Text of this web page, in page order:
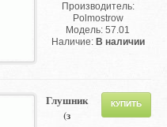
Производитель:
Polmostrow
Модель: 57.01
Наличие: В наличии
Глушник
(з